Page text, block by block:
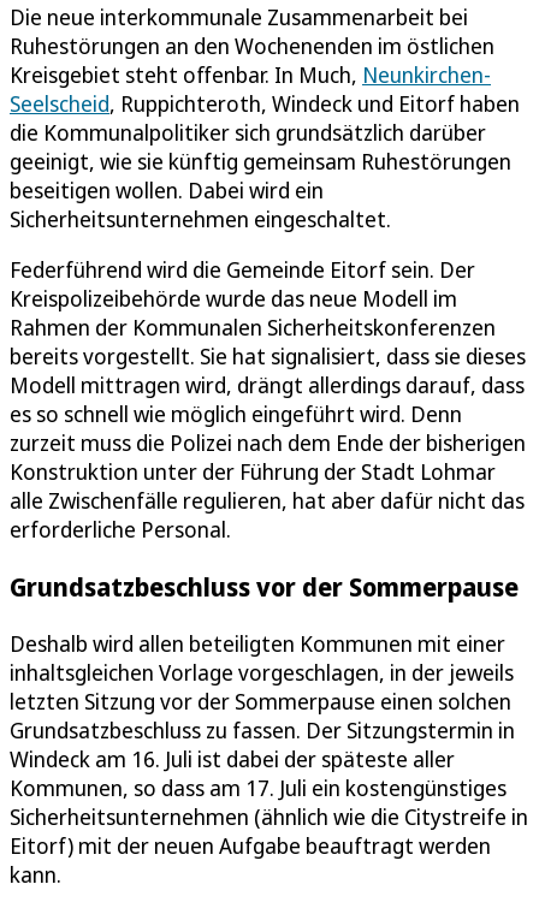
Die neue interkommunale Zusammenarbeit bei
Ruhestörungen an den Wochenenden im östlichen
Kreisgebiet steht offenbar. In Much, Neunkirchen-
Seelscheid, Ruppichteroth, Windeck und Eitorf haben
die Kommunalpolitiker sich grundsätzlich darüber
geeinigt, wie sie künftig gemeinsam Ruhestörungen
beseitigen wollen. Dabei wird ein
Sicherheitsunternehmen eingeschaltet.
Federführend wird die Gemeinde Eitorf sein. Der
Kreispolizeibehörde wurde das neue Modell im
Rahmen der Kommunalen Sicherheitskonferenzen
bereits vorgestellt. Sie hat signalisiert, dass sie dieses
Modell mittragen wird, drängt allerdings darauf, dass
es so schnell wie möglich eingeführt wird. Denn
zurzeit muss die Polizei nach dem Ende der bisherigen
Konstruktion unter der Führung der Stadt Lohmar
alle Zwischenfälle regulieren, hat aber dafür nicht das
erforderliche Personal.
Grundsatzbeschluss vor der Sommerpause
Deshalb wird allen beteiligten Kommunen mit einer
inhaltsgleichen Vorlage vorgeschlagen, in der jeweils
letzten Sitzung vor der Sommerpause einen solchen
Grundsatzbeschluss zu fassen. Der Sitzungstermin in
Windeck am 16. Juli ist dabei der späteste aller
Kommunen, so dass am 17. Juli ein kostengünstiges
Sicherheitsunternehmen (ähnlich wie die Citystreife in
Eitorf) mit der neuen Aufgabe beauftragt werden
kann.